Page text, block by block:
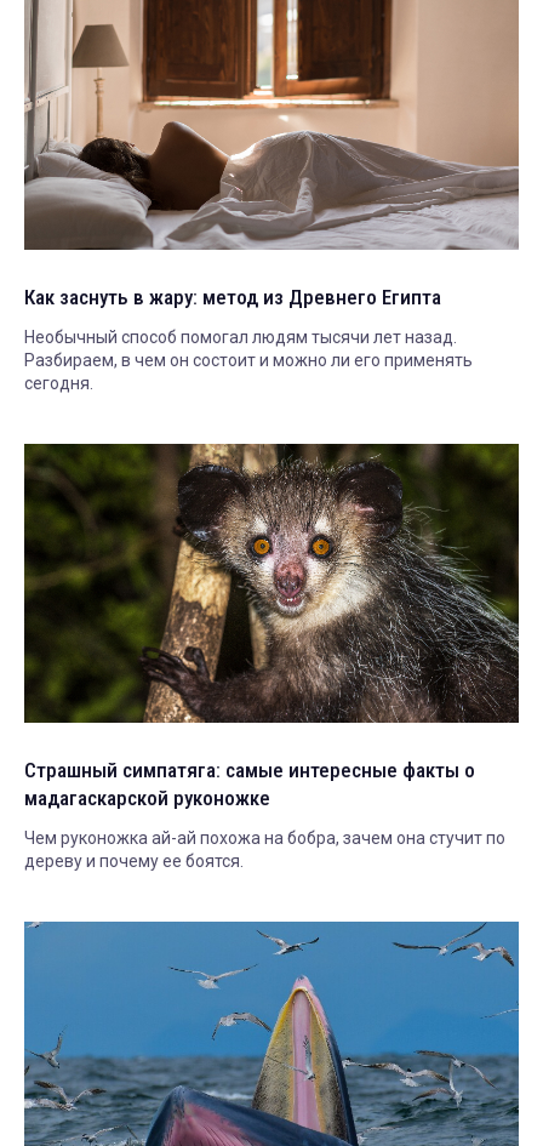
Как заснуть в жару: метод из Древнего Египта
Необычный способ помогал людям тысячи лет назад.
Разбираем, в чем он состоит и можно ли его применять
сегодня.
Страшный симпатяга: самые интересные факты о
мадагаскарской руконожке
Чем руконожка ай-ай похожа на бобра, зачем она стучит по
дереву и почему ее боятся.